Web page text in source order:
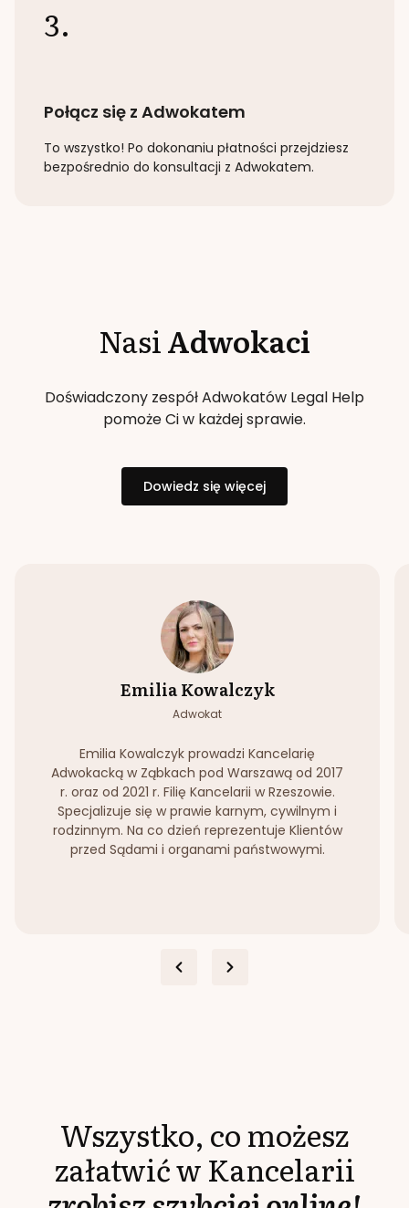
3.
Połącz się z Adwokatem
To wszystko! Po dokonaniu płatności przejdziesz
bezpośrednio do konsultacji z Adwokatem.
NasiAdwokaci
Doświadczony zespół Adwokatów Legal Help
pomoże Ci w każdej sprawie.
Dowiedz się więcej
Emilia Kowalczyk
Adwokat
Emilia Kowalczyk prowadzi Kancelarię
Adwokacką w Ząbkach pod Warszawą od 2017
r. oraz od 2021 r. Filię Kancelarii w Rzeszowie.
Specjalizuje się w prawie karnym, cywilnym i
rodzinnym. Na co dzień reprezentuje Klientów
przed Sądami i organami państwowymi.
Wszystko, co możesz
załatwić w Kancelarii